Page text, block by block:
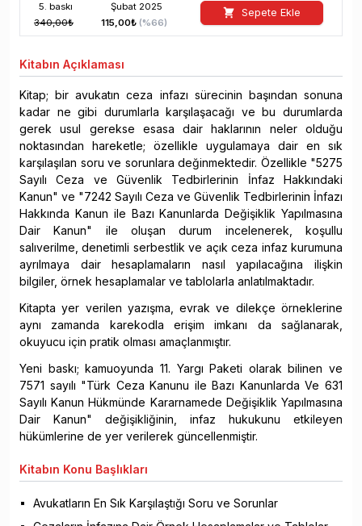
5. baskı Şubat 2025
340,00₺ 115,00₺ (%66)
Sepete Ekle
Kitabın Açıklaması
Kitap; bir avukatın ceza infazı sürecinin başından sonuna
kadar ne gibi durumlarla karşılaşacağı ve bu durumlarda
gerek usul gerekse esasa dair haklarının neler olduğu
noktasından hareketle; özellikle uygulamaya dair en sık
karşılaşılan soru ve sorunlara değinmektedir. Özellikle "5275
Sayılı Ceza ve Güvenlik Tedbirlerinin İnfaz Hakkındaki
Kanun" ve "7242 Sayılı Ceza ve Güvenlik Tedbirlerinin İnfazı
Hakkında Kanun ile Bazı Kanunlarda Değişiklik Yapılmasına
Dair Kanun" ile oluşan durum incelenerek, koşullu
salıverilme, denetimli serbestlik ve açık ceza infaz kurumuna
ayrılmaya dair hesaplamaların nasıl yapılacağına ilişkin
bilgiler, örnek hesaplamalar ve tablolarla anlatılmaktadır.
Kitapta yer verilen yazışma, evrak ve dilekçe örneklerine
aynı zamanda karekodla erişim imkanı da sağlanarak,
okuyucu için pratik olması amaçlanmıştır.
Yeni baskı; kamuoyunda 11. Yargı Paketi olarak bilinen ve
7571 sayılı "Türk Ceza Kanunu ile Bazı Kanunlarda Ve 631
Sayılı Kanun Hükmünde Kararnamede Değişiklik Yapılmasına
Dair Kanun" değişikliğinin, infaz hukukunu etkileyen
hükümlerine de yer verilerek güncellenmiştir.
Kitabın Konu Başlıkları
Avukatların En Sık Karşılaştığı Soru ve Sorunlar